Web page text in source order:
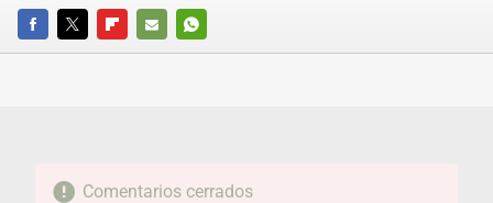
FACEBOOKTWITTERFLIPBOARD
E-
WHATSAPP
Comentarios cerrados